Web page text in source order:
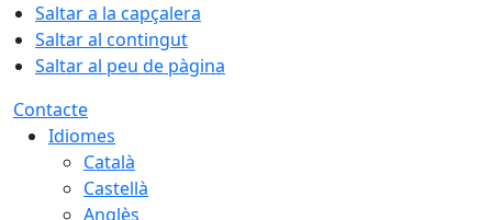
Saltar a la capçalera
Saltar al contingut
Saltar al peu de pàgina
Contacte
Idiomes
Català
Castellà
Anglès